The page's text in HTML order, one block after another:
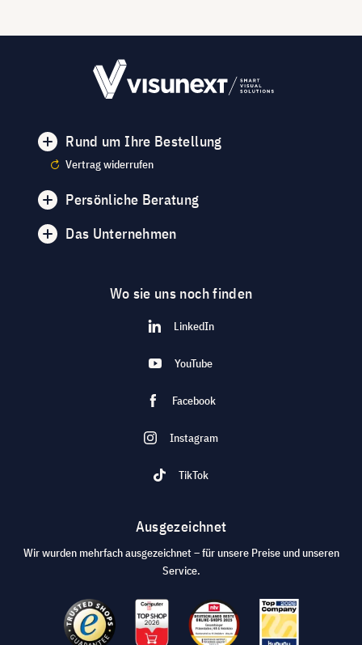
Rund um Ihre Bestellung
Vertrag widerrufen
Persönliche Beratung
Das Unternehmen
Wo sie uns noch finden
LinkedIn
YouTube
Facebook
Instagram
TikTok
Ausgezeichnet
Wir wurden mehrfach ausgezeichnet – für unsere Preise und unseren
Service.